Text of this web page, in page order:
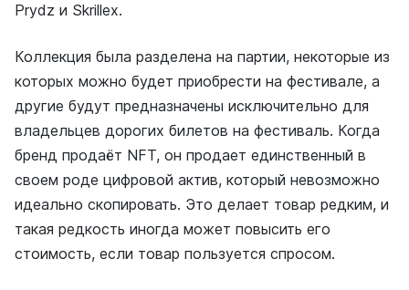
Prydz и Skrillex.
Коллекция была разделена на партии, некоторые из
которых можно будет приобрести на фестивале, а
другие будут предназначены исключительно для
владельцев дорогих билетов на фестиваль. Когда
бренд продаёт NFT, он продает единственный в
своем роде цифровой актив, который невозможно
идеально скопировать. Это делает товар редким, и
такая редкость иногда может повысить его
стоимость, если товар пользуется спросом.